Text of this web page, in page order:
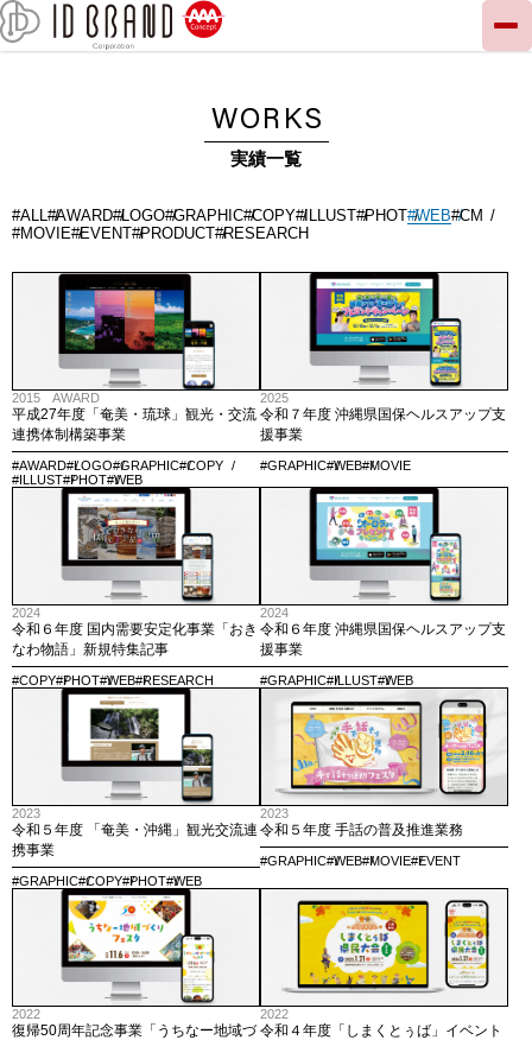
WORKS
実績一覧
#ALL #AWARD#LOGO#GRAPHIC#COPY#ILLUST#PHOT#WEB#CM
#MOVIE#EVENT#PRODUCT#RESEARCH
2015 AWARD
平成27年度「奄美・琉球」観光・交流
連携体制構築事業
#AWARD#LOGO#GRAPHIC#COPY
#ILLUST#PHOT#WEB
2025
令和７年度 沖縄県国保ヘルスアップ支
援事業
#GRAPHIC#WEB#MOVIE
2024
令和６年度 国内需要安定化事業「おき
なわ物語」新規特集記事
#COPY#PHOT#WEB#RESEARCH
2024
令和６年度 沖縄県国保ヘルスアップ支
援事業
#GRAPHIC#ILLUST#WEB
2023
令和５年度 「奄美・沖縄」観光交流連
携事業
#GRAPHIC#COPY#PHOT#WEB
2023
令和５年度 手話の普及推進業務
#GRAPHIC#WEB#MOVIE#EVENT
2022
復帰50周年記念事業「うちなー地域づ
2022
令和４年度「しまくとぅば」イベント